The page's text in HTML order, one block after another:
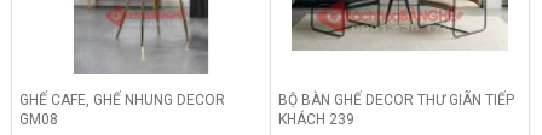
GHẾ CAFE, GHẾ NHUNG DECOR
GM08
BỘ BÀN GHẾ DECOR THƯ GIÃN TIẾP
KHÁCH 239